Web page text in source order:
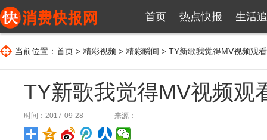
首页 热点快报 生活
当前位置： 首页 > 精彩视频 > 精彩瞬间 > TY新歌我觉得MV视频观
TY新歌我觉得MV视频观
时间：2017-09-28 来源：